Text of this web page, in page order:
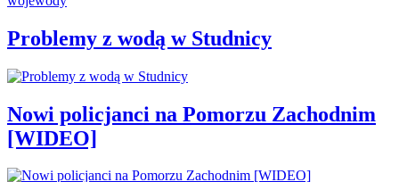
Problemy z wodą w Studnicy
Nowi policjanci na Pomorzu Zachodnim
[WIDEO]